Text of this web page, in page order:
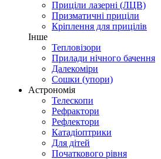
Приціли лазерні (ЛЦВ)
Призматичні приціли
Кріплення для прицілів
Інше
Тепловізори
Прилади нічного бачення
Далекоміри
Сошки (упори)
Астрономія
Телескопи
Рефрактори
Рефлектори
Катадіоптрики
Для дітей
Початкового рівня